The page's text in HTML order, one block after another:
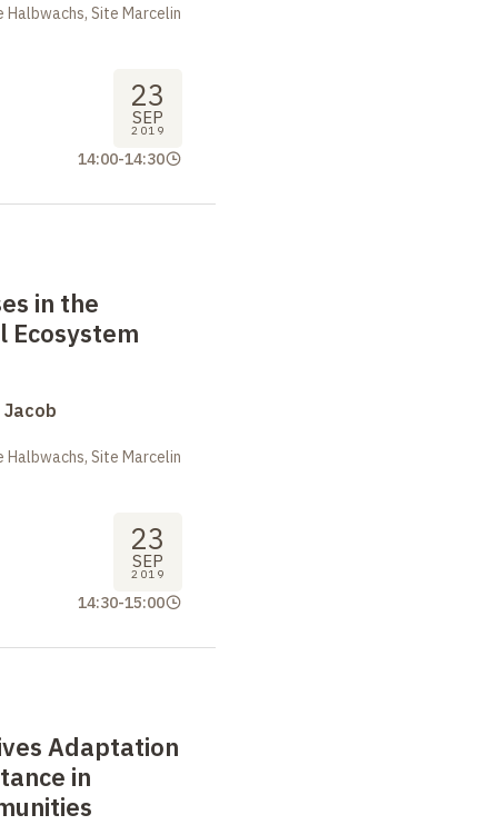
Site Marcelin
23
SEP
2019
14:00-14:30
in the
Ecosystem
Site Marcelin
23
SEP
2019
14:30-15:00
Adaptation
in